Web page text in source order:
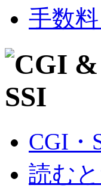
手数
CGI・
読む